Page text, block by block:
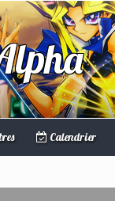
Calendrier